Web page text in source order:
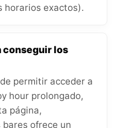
horarios exactos).
conseguir los
permitir acceder a
hour prolongado,
página,
bares ofrece un